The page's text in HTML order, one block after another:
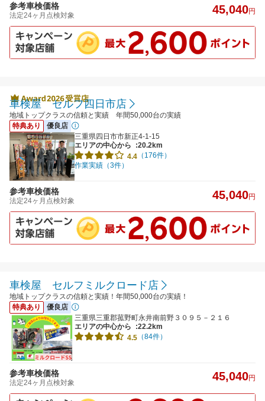
参考車検価格
法定24ヶ月点検対象 45,040円
車検屋 セルフ四日市店
地域トップクラスの信頼と実績 年間50,000台の実績
特典あり
優良店
三重県四日市市新正4‐1‐15
エリアの中心から
:20.2km
4.4 （176件）
作業実績（3件）
参考車検価格
法定24ヶ月点検対象 45,040円
車検屋 セルフミルクロード店
地域トップクラスの信頼と実績！年間50,000台の実績！
特典あり
優良店
三重県三重郡菰野町永井南前野３０９５－２１６
エリアの中心から
:22.2km
4.5 （84件）
参考車検価格
法定24ヶ月点検対象 45,040円